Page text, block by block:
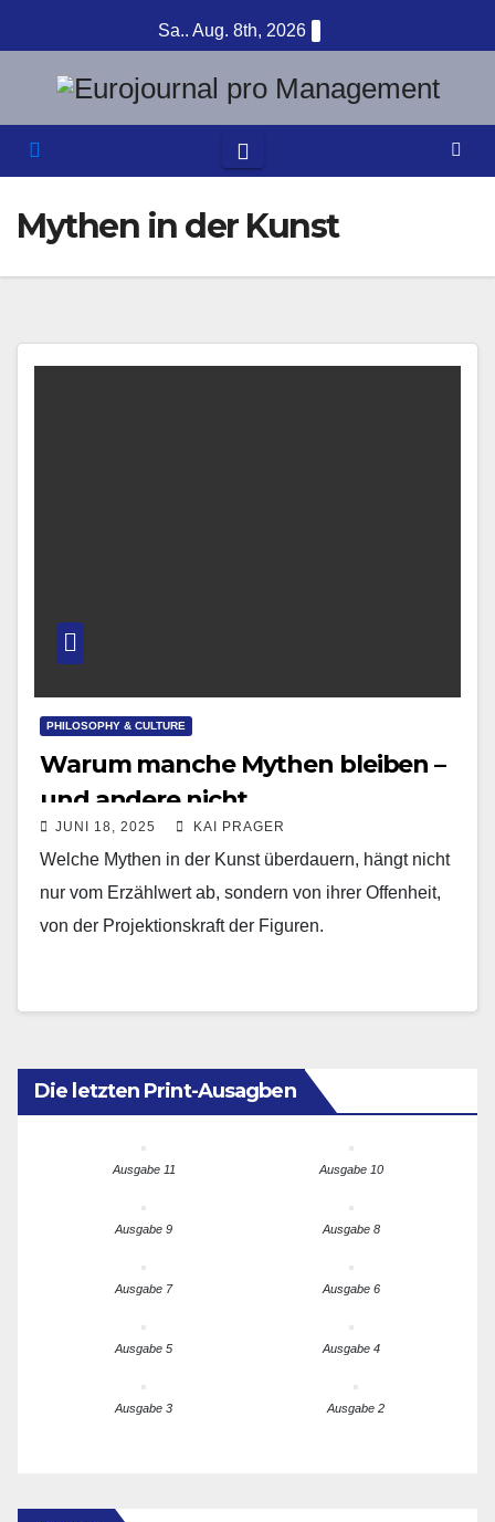
Inhalt
springen
Sa.. Aug. 8th, 2026
Mythen in der Kunst
PHILOSOPHY & CULTURE
Warum manche Mythen bleiben –
und andere nicht
JUNI 18, 2025 KAI PRAGER
Welche Mythen in der Kunst überdauern, hängt nicht
nur vom Erzählwert ab, sondern von ihrer Offenheit,
von der Projektionskraft der Figuren.
Die letzten Print-Ausagben
Ausgabe 11 Ausgabe 10
Ausgabe 9 Ausgabe 8
Ausgabe 7 Ausgabe 6
Ausgabe 5 Ausgabe 4
Ausgabe 3 Ausgabe 2